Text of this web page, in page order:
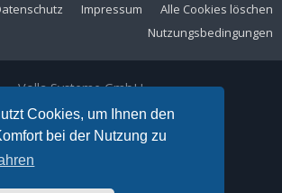
Cookies, um Ihnen den
bei der Nutzung zu
Alle Cookies löschen
Impressum
Nutzungsbedingungen
Volla Systeme GmbH
Kölner Straße 102
42897 Remscheid
+49 2191 59897 61
E-Mail: